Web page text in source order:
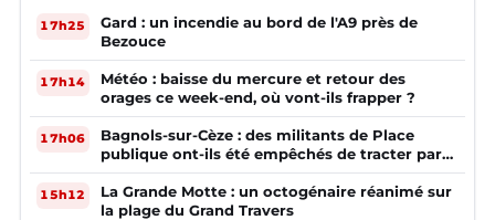
17h25
Gard : un incendie au bord de l'A9 près de
Bezouce
17h14
Météo : baisse du mercure et retour des
orages ce week-end, où vont-ils frapper ?
17h06
Bagnols-sur-Cèze : des militants de Place
publique ont-ils été empêchés de tracter par
la mairie ?
15h12
La Grande Motte : un octogénaire réanimé sur
la plage du Grand Travers